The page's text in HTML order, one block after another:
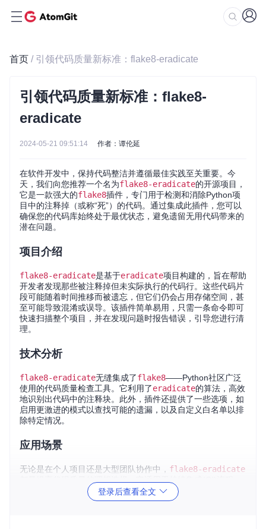
首页 / 引领代码质量新标准：flake8-eradicate
引领代码质量新标准：flake8-
eradicate
2024-05-21 09:51:14 作者：谭伦延
在软件开发中，保持代码整洁并遵循最佳实践至关重要。今
天，我们向您推荐一个名为flake8-eradicate的开源项目，
它是一款强大的flake8插件，专门用于检测和消除Python项
目中的注释掉（或称“死”）的代码。通过集成此插件，您可以
确保您的代码库始终处于最优状态，避免遗留无用代码带来的
潜在问题。
项目介绍
flake8-eradicate是基于eradicate项目构建的，旨在帮助
开发者发现那些被注释掉但未实际执行的代码行。这些代码片
段可能随着时间推移而被遗忘，但它们仍会占用存储空间，甚
至可能导致混淆或误导。该插件简单易用，只需一条命令即可
快速扫描整个项目，并在发现问题时报告错误，引导您进行清
理。
技术分析
flake8-eradicate无缝集成了flake8——Python社区广泛
使用的代码质量检查工具。它利用了eradicate的算法，高效
地识别出代码中的注释块。此外，插件还提供了一些选项，如
启用更激进的模式以查找可能的遗漏，以及自定义白名单以排
除特定情况。
应用场景
无论是在个人项目还是大型团队协作中， flake8-eradicate
可以作为代码审查的一部分，在代码合并前自动执行检查。当
您对代码进行重构或修复bug时，这个工具能确保您的工作不
登录后查看全文